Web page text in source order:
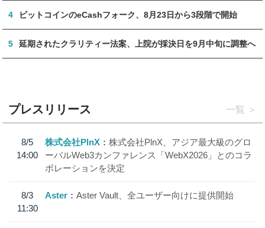
4 ビットコインのeCashフォーク、8月23日から3段階で開始
5 延期されたクラリティー法案、上院が採決日を9月中旬に調整へ
プレスリリース 一覧
8/5
14:00
株式会社PlnX
株式会社PlnX、アジア最大級のグロ
ーバルWeb3カンファレンス「WebX2026」とのコラ
ボレーションを決定
8/3
11:30
Aster Aster Vault、全ユーザー向けに提供開始